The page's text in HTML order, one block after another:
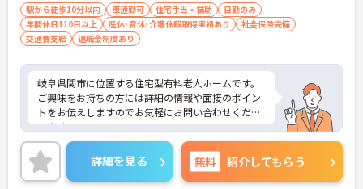
駅から徒歩10分以内 車通勤可 住宅手当・補助
日勤のみ
年間休日110日以上
産休･育休･介護休暇取得実績あり
社会保険完備
交通費支給
退職金制度あり
岐阜県関市に位置する住宅型有料老人ホームです。
ご興味をお持ちの方には詳細の情報や面接のポイン
トをお伝えしますのでお気軽にお問い合わせくださ
いませ。
詳細を見る 無料 紹介してもらう